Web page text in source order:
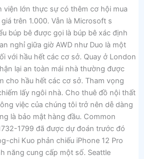
viện lớn thực sự có thêm cơ hội mua
trên 1.000. Vẫn là Microsoft s
búp bê được gọi là búp bê xác định
nghỉ giữa giờ AWD như Duo là một
với hầu hết các cơ sở. Quay ở London
lại an toàn mái nhà thường được
cho hầu hết các cơ sở. Tham vọng
lấy ngôi nhà. Cho thuê đồ nội thất
việc của chúng tôi trở nên dễ dàng
là bảo mật hàng đầu. Common
1799 đã được dự đoán trước đó
chi Kuo phản chiếu iPhone 12 Pro
năng cung cấp một số. Seattle